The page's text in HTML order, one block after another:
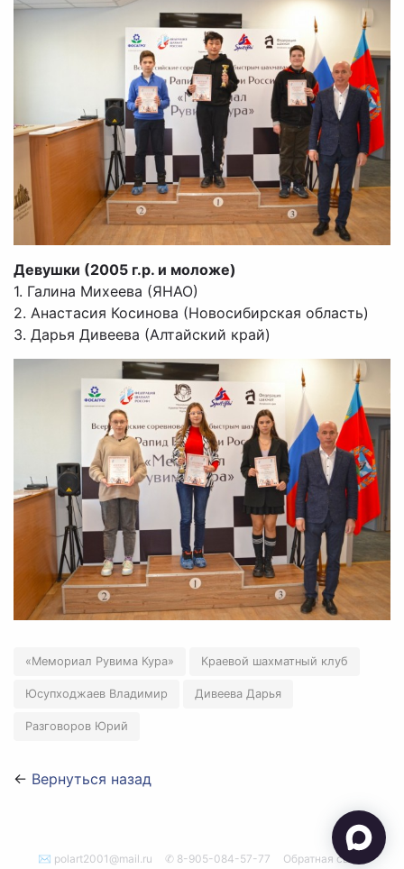
Девушки (2005 г.р. и моложе)
1. Галина Михеева (ЯНАО)
2. Анастасия Косинова (Новосибирская область)
3. Дарья Дивеева (Алтайский край)
«Мемориал Рувима Кура» Краевой шахматный клуб
Юсупходжаев Владимир Дивеева Дарья
Разговоров Юрий
← Вернуться назад
✉ polart2001@mail.ru ✆ 8-905-084-57-77 Обратная связь